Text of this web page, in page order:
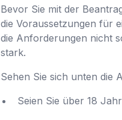
Bevor Sie mit der
die Voraussetzungen für
die Anforderungen nicht
stark.
Sehen Sie sich unten die
Seien Sie über 18